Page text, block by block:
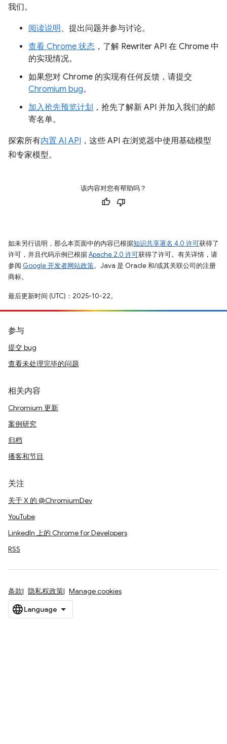
我们。
阅读说明 、提出问题并参与讨论。
查看 Chrome 状态 ，了解 Rewriter API 在 Chrome 中
的实现情况。
如果您对 Chrome 的实现有任何反馈，请提交
Chromium bug。
加入抢先预览计划 ，抢先了解新 API 并加入我们的邮
寄名单。
探索所有内置 AI API ，这些 API 在浏览器中使用基础模型
和专家模型。
该内容对您有帮助吗？
如未另行说明，那么本页面中的内容已根据知识共享署名 4.0 许可获得了
许可，并且代码示例已根据Apache 2.0 许可获得了许可。有关详情，请
参阅 Google 开发者网站政策。Java 是 Oracle 和/或其关联公司的注册
商标。
最后更新时间 (UTC)：2025-10-22。
参与
提交 bug
查看未处理完毕的问题
相关内容
Chromium 更新
案例研究
归档
播客和节目
关注
关于 X 的 @ChromiumDev
YouTube
LinkedIn 上的 Chrome for Developers
RSS
条款 隐私权政策 Manage cookies